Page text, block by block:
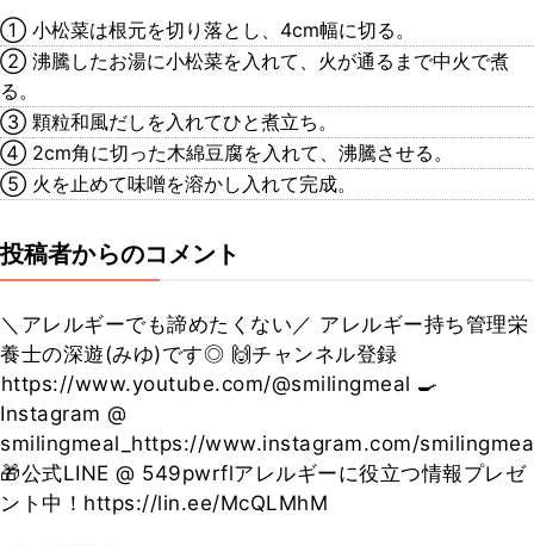
① 小松菜は根元を切り落とし、4cm幅に切る。
② 沸騰したお湯に小松菜を入れて、火が通るまで中火で煮
る。
③ 顆粒和風だしを入れてひと煮立ち。
④ 2cm角に切った木綿豆腐を入れて、沸騰させる。
⑤ 火を止めて味噌を溶かし入れて完成。
投稿者からのコメント
＼アレルギーでも諦めたくない／ アレルギー持ち管理栄
養士の深遊(みゆ)です◎ 🙌チャンネル登録 ​
⁠https://www.youtube.com/@smilingmeal 🍳
Instagram @
smilingmeal_https://www.instagram.com/
🎁公式LINE @ 549pwrflアレルギーに役立つ情報プレゼ
ント中！https://lin.ee/McQLMhM